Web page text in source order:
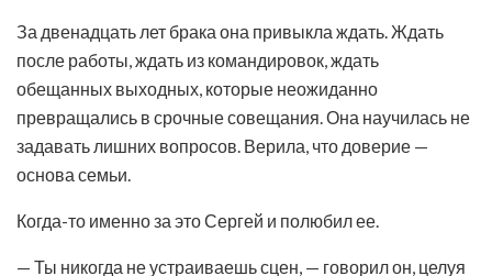
За двенадцать лет брака она привыкла ждать. Ждать
после работы, ждать из командировок, ждать
обещанных выходных, которые неожиданно
превращались в срочные совещания. Она научилась не
задавать лишних вопросов. Верила, что доверие —
основа семьи.
Когда-то именно за это Сергей и полюбил ее.
— Ты никогда не устраиваешь сцен, — говорил он, целуя